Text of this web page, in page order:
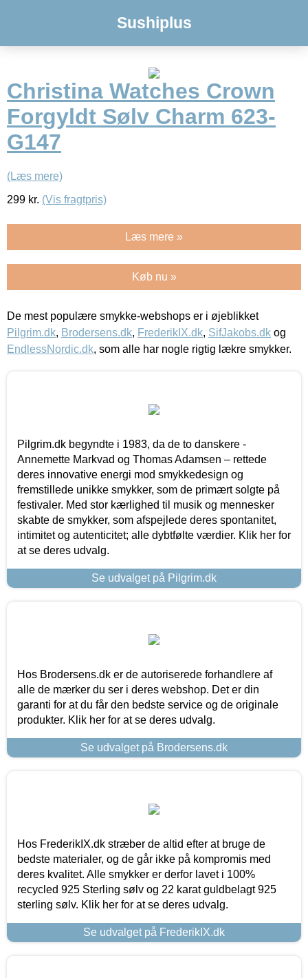
Sushiplus
Christina Watches Crown
Forgyldt Sølv Charm 623-
G147
(Læs mere)
299 kr. (Vis fragtpris)
Læs mere »
Køb nu »
De mest populære smykke-webshops er i øjeblikket
Pilgrim.dk, Brodersens.dk, FrederikIX.dk, SifJakobs.dk og
EndlessNordic.dk, som alle har nogle rigtig lækre smykker.
Pilgrim.dk begyndte i 1983, da de to danskere -
Annemette Markvad og Thomas Adamsen – rettede
deres innovative energi mod smykkedesign og
fremstillede unikke smykker, som de primært solgte på
festivaler. Med stor kærlighed til musik og mennesker
skabte de smykker, som afspejlede deres spontanitet,
intimitet og autenticitet; alle dybtfølte værdier. Klik her for
at se deres udvalg.
Se udvalget på Pilgrim.dk
Hos Brodersens.dk er de autoriserede forhandlere af
alle de mærker du ser i deres webshop. Det er din
garanti for at du får den bedste service og de originale
produkter. Klik her for at se deres udvalg.
Se udvalget på Brodersens.dk
Hos FrederikIX.dk stræber de altid efter at bruge de
bedste materialer, og de går ikke på kompromis med
deres kvalitet. Alle smykker er derfor lavet i 100%
recycled 925 Sterling sølv og 22 karat guldbelagt 925
sterling sølv. Klik her for at se deres udvalg.
Se udvalget på FrederikIX.dk